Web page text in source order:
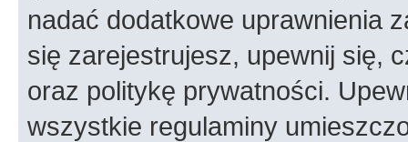
nadać dodatkowe uprawnienia
się zarejestrujesz, upewnij się,
oraz politykę prywatności.
wszystkie regulaminy